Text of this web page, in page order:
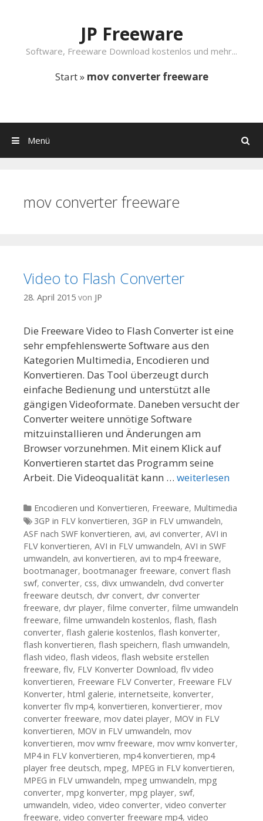
JP Freeware
Software, Freeware Download kostenlos und mehr...
Start» mov converter freeware
Suchen
Menü
mov converter freeware
Video to Flash Converter
28. April 2015 von JP
Die Freeware Video to Flash Converter ist eine
sehr empfehlenswerte Software aus den
Kategorien Multimedia, Encodieren und
Konvertieren. Das Tool überzeugt durch
einfache Bedienung und unterstützt alle
gängigen Videoformate. Daneben versucht der
Converter weitere unnötige Software
mitzuinstallieren und Änderungen am
Browser vorzunehmen. Mit einem Klick auf
Konvertieren startet das Programm seine
Arbeit. Die Videoqualität kann … weiterlesen
Kategorien
Encodieren und Konvertieren, Freeware, Multimedia
Tags
3GP in FLV konvertieren, 3GP in FLV umwandeln,
ASF nach SWF konvertieren, avi, avi converter, AVI in
FLV konvertieren, AVI in FLV umwandeln, AVI in SWF
umwandeln, avi konvertieren, avi to mp4 freeware,
bootmanager, bootmanager freeware, convert flash
swf, converter, css, divx umwandeln, dvd converter
freeware deutsch, dvr convert, dvr converter
freeware, dvr player, filme converter, filme umwandeln
freeware, filme umwandeln kostenlos, flash, flash
converter, flash galerie kostenlos, flash konverter,
flash konvertieren, flash speichern, flash umwandeln,
flash video, flash videos, flash website erstellen
freeware, flv, FLV Konverter Download, flv video
konvertieren, Freeware FLV Converter, Freeware FLV
Konverter, html galerie, internetseite, konverter,
konverter flv mp4, konvertieren, konvertierer, mov
converter freeware, mov datei player, MOV in FLV
konvertieren, MOV in FLV umwandeln, mov
konvertieren, mov wmv freeware, mov wmv konverter,
MP4 in FLV konvertieren, mp4 konvertieren, mp4
player free deutsch, mpeg, MPEG in FLV konvertieren,
MPEG in FLV umwandeln, mpeg umwandeln, mpg
converter, mpg konverter, mpg player, swf,
umwandeln, video, video converter, video converter
freeware, video converter freeware mp4, video